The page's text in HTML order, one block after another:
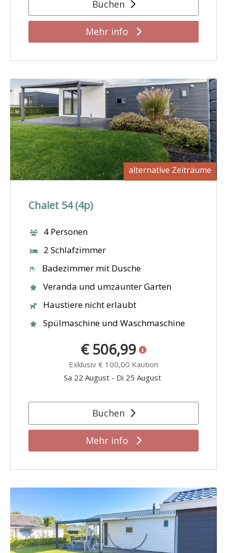
Buchen
Mehr info
alternative Zeiträume
Chalet 54 (4p)
4 Personen
2 Schlafzimmer
Badezimmer mit Dusche
Veranda und umzäunter Garten
Haustiere nicht erlaubt
Spülmaschine und Waschmaschine
€ 506,99
Exklusiv € 100,00 Kaution
Sa 22 August - Di 25 August
Buchen
Mehr info